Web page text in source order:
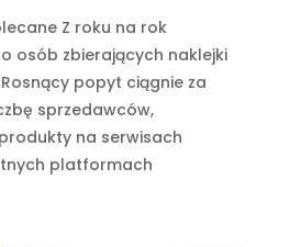
Z roku na rok
osób zbierających naklejki
popyt ciągnie za
sprzedawców,
na serwisach
platformach